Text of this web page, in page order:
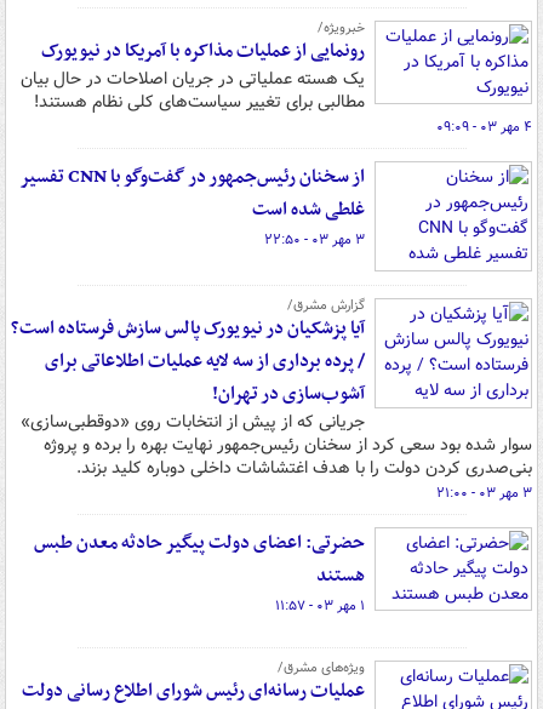
خبرویژه/
رونمایی از عملیات مذاکره با آمریکا در نیویورک
یک هسته عملیاتی در جریان اصلاحات در حال بیان
مطالبی برای تغییر سیاست‌های کلی نظام هستند!
۴ مهر ۰۳ - ۰۹:۰۹
از سخنان رئیس‌جمهور در گفت‌وگو با CNN تفسیر
غلطی شده است
۳ مهر ۰۳ - ۲۲:۵۰
گزارش مشرق/
آیا پزشکیان در نیویورک پالس سازش فرستاده است؟
/ پرده برداری از سه لایه عملیات اطلاعاتی برای
آشوب‌سازی در تهران!
جریانی که از پیش از انتخابات روی «دوقطبی‌سازی»
سوار شده بود سعی کرد از سخنان رئیس‌جمهور نهایت بهره را برده و پروژه
بنی‌صدری کردن دولت را با هدف اغتشاشات داخلی دوباره کلید بزند.
۳ مهر ۰۳ - ۲۱:۰۰
حضرتی: اعضای دولت پیگیر حادثه معدن طبس
هستند
۱ مهر ۰۳ - ۱۱:۵۷
ویژه‌های مشرق/
عملیات رسانه‌ای رئیس شورای اطلاع رسانی دولت